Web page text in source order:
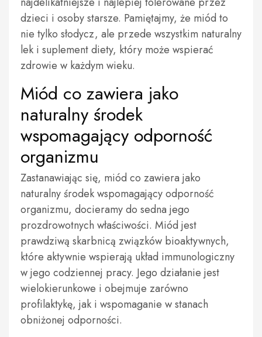
dzieci i osoby starsze. Pamiętajmy, że miód to
nie tylko słodycz, ale przede wszystkim naturalny
lek i suplement diety, który może wspierać
zdrowie w każdym wieku.
Miód co zawiera jako
naturalny środek
wspomagający odporność
organizmu
Zastanawiając się, miód co zawiera jako
naturalny środek wspomagający odporność
organizmu, docieramy do sedna jego
prozdrowotnych właściwości. Miód jest
prawdziwą skarbnicą związków bioaktywnych,
które aktywnie wspierają układ immunologiczny
w jego codziennej pracy. Jego działanie jest
wielokierunkowe i obejmuje zarówno
profilaktykę, jak i wspomaganie w stanach
obniżonej odporności.